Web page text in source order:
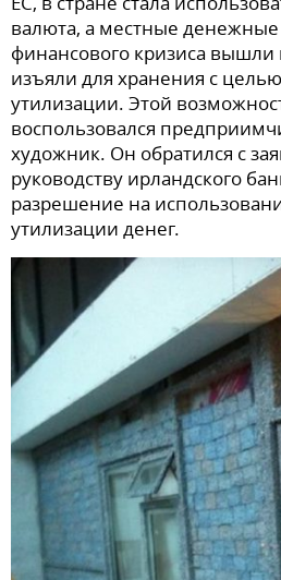
валюта, а местные денежные
финансового кризиса вышли
изъяли для хранения с
утилизации. Этой
воспользовался
художник. Он обратился с
руководству ирландского
разрешение на
утилизации денег.